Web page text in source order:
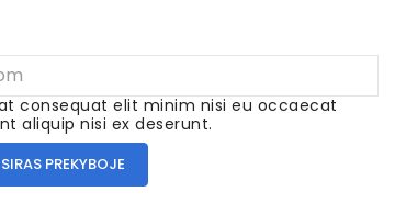
consequat elit minim nisi eu occaecat
aliquip nisi ex deserunt.
PREKYBOJE